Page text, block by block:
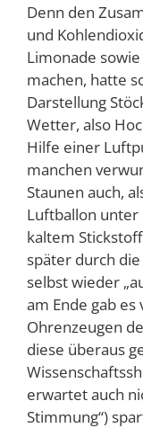
Denn den
und
Limonade
machen, hatte
Darstellung
Wetter, also
Hilfe einer
manchen
Staunen auch,
Luftballon unter
kaltem
später durch
selbst wieder
am Ende gab es
Ohrenzeugen
diese überaus
erwartet auch
Stimmung“)